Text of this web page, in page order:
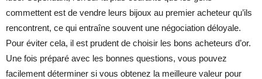
commettent est de vendre leurs bijoux au premier acheteur qu’ils
rencontrent, ce qui entraîne souvent une négociation déloyale.
Pour éviter cela, il est prudent de choisir les bons acheteurs d’or.
Une fois préparé avec les bonnes questions, vous pouvez
facilement déterminer si vous obtenez la meilleure valeur pour